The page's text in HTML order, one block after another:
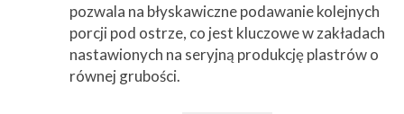
pozwala na błyskawiczne podawanie kolejnych
porcji pod ostrze, co jest kluczowe w zakładach
nastawionych na seryjną produkcję plastrów o
równej grubości.